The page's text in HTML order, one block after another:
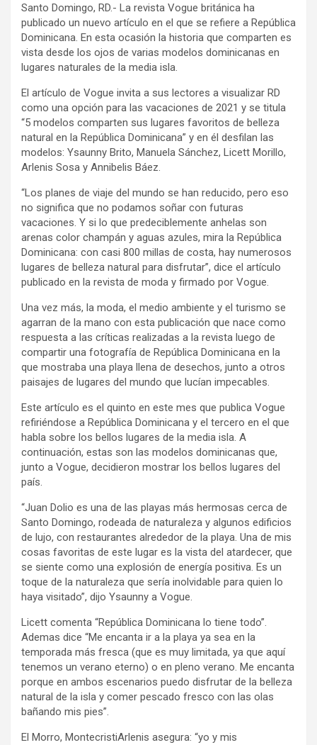
Santo Domingo, RD.- La revista Vogue británica ha
publicado un nuevo artículo en el que se refiere a República
Dominicana. En esta ocasión la historia que comparten es
vista desde los ojos de varias modelos dominicanas en
lugares naturales de la media isla.
El artículo de Vogue invita a sus lectores a visualizar RD
como una opción para las vacaciones de 2021 y se titula
“5 modelos comparten sus lugares favoritos de belleza
natural en la República Dominicana” y en él desfilan las
modelos: Ysaunny Brito, Manuela Sánchez, Licett Morillo,
Arlenis Sosa y Annibelis Báez.
“Los planes de viaje del mundo se han reducido, pero eso
no significa que no podamos soñar con futuras
vacaciones. Y si lo que predeciblemente anhelas son
arenas color champán y aguas azules, mira la República
Dominicana: con casi 800 millas de costa, hay numerosos
lugares de belleza natural para disfrutar”, dice el artículo
publicado en la revista de moda y firmado por Vogue.
Una vez más, la moda, el medio ambiente y el turismo se
agarran de la mano con esta publicación que nace como
respuesta a las críticas realizadas a la revista luego de
compartir una fotografía de República Dominicana en la
que mostraba una playa llena de desechos, junto a otros
paisajes de lugares del mundo que lucían impecables.
Este artículo es el quinto en este mes que publica Vogue
refiriéndose a República Dominicana y el tercero en el que
habla sobre los bellos lugares de la media isla. A
continuación, estas son las modelos dominicanas que,
junto a Vogue, decidieron mostrar los bellos lugares del
país.
“Juan Dolio es una de las playas más hermosas cerca de
Santo Domingo, rodeada de naturaleza y algunos edificios
de lujo, con restaurantes alrededor de la playa. Una de mis
cosas favoritas de este lugar es la vista del atardecer, que
se siente como una explosión de energía positiva. Es un
toque de la naturaleza que sería inolvidable para quien lo
haya visitado”, dijo Ysaunny a Vogue.
Licett comenta “República Dominicana lo tiene todo”.
Ademas dice “Me encanta ir a la playa ya sea en la
temporada más fresca (que es muy limitada, ya que aquí
tenemos un verano eterno) o en pleno verano. Me encanta
porque en ambos escenarios puedo disfrutar de la belleza
natural de la isla y comer pescado fresco con las olas
bañando mis pies”.
El Morro, MontecristiArlenis asegura: “yo y mis